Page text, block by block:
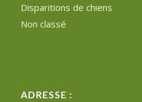
Disparitions de chiens
Non classé
ADRESSE :